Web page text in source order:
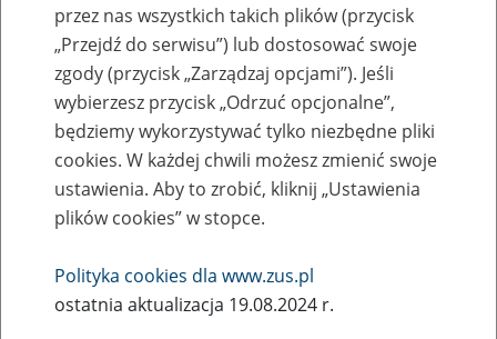
Zaproś ZUS do siebie - zakładanie profili
eZUS w siedzibie Twojej firmy
Rodzaj wydarzenia
Szkolenia
przez nas wszystkich takich plików (przycisk
„Przejdź do serwisu”) lub dostosować swoje
zgody (przycisk „Zarządzaj opcjami”). Jeśli
wybierzesz przycisk „Odrzuć opcjonalne”,
będziemy wykorzystywać tylko niezbędne pliki
cookies. W każdej chwili możesz zmienić swoje
ustawienia. Aby to zrobić, kliknij „Ustawienia
plików cookies” w stopce.
Polityka cookies dla www.zus.pl
ostatnia aktualizacja 19.08.2024 r.